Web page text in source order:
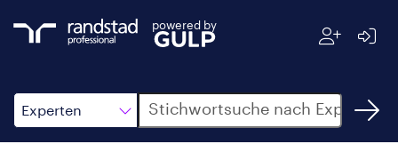
powered by
Experten
Suche